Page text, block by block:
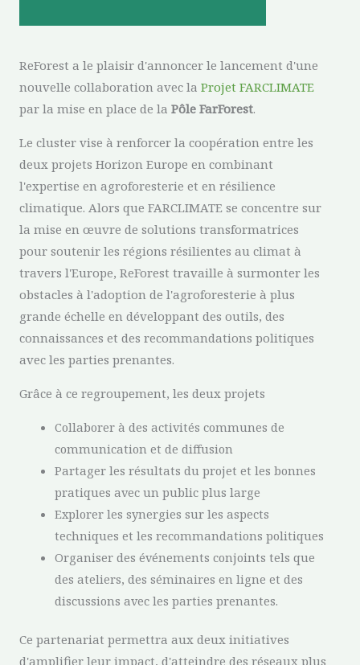
ReForest a le plaisir d'annoncer le lancement d'une
nouvelle collaboration avec la Projet FARCLIMATE
par la mise en place de la Pôle FarForest.
Le cluster vise à renforcer la coopération entre les
deux projets Horizon Europe en combinant
l'expertise en agroforesterie et en résilience
climatique. Alors que FARCLIMATE se concentre sur
la mise en œuvre de solutions transformatrices
pour soutenir les régions résilientes au climat à
travers l'Europe, ReForest travaille à surmonter les
obstacles à l'adoption de l'agroforesterie à plus
grande échelle en développant des outils, des
connaissances et des recommandations politiques
avec les parties prenantes.
Grâce à ce regroupement, les deux projets
Collaborer à des activités communes de
communication et de diffusion
Partager les résultats du projet et les bonnes
pratiques avec un public plus large
Explorer les synergies sur les aspects
techniques et les recommandations politiques
Organiser des événements conjoints tels que
des ateliers, des séminaires en ligne et des
discussions avec les parties prenantes.
Ce partenariat permettra aux deux initiatives
d'amplifier leur impact, d'atteindre des réseaux plus